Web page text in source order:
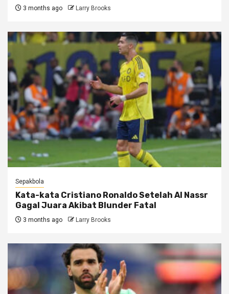
3 months ago Larry Brooks
Sepakbola
Kata-kata Cristiano Ronaldo Setelah Al Nassr
Gagal Juara Akibat Blunder Fatal
3 months ago Larry Brooks